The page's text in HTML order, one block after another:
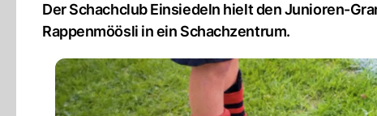
Der Schachclub Einsiedeln hielt den Junioren-
Rappenmöösli in ein Schachzentrum.